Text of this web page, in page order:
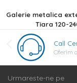
Galerie metalica
Tiara 120-
Call
Oferim
Urmareste-ne pe